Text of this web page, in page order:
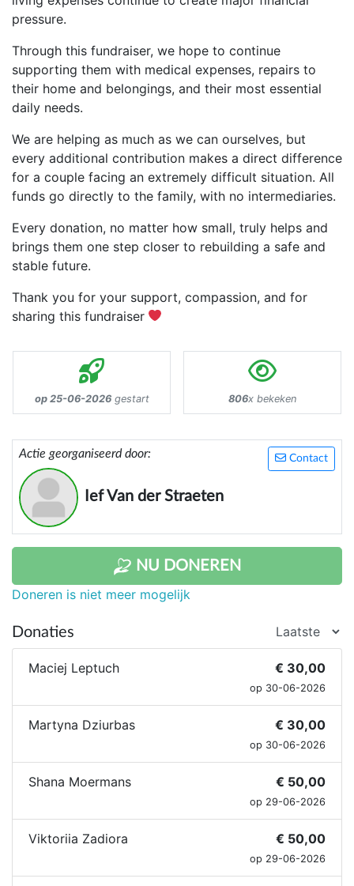
pressure.
Through this fundraiser, we hope to continue
supporting them with medical expenses, repairs to
their home and belongings, and their most essential
daily needs.
We are helping as much as we can ourselves, but
every additional contribution makes a direct difference
for a couple facing an extremely difficult situation. All
funds go directly to the family, with no intermediaries.
Every donation, no matter how small, truly helps and
brings them one step closer to rebuilding a safe and
stable future.
Thank you for your support, compassion, and for
sharing this fundraiser
op 25-06-2026gestart 806x bekeken
Contact
Actie georganiseerd door:
Ief Van der Straeten
NU DONEREN
Doneren is niet meer mogelijk
Donaties
Maciej Leptuch € 30,00
op 30-06-2026
Martyna Dziurbas € 30,00
op 30-06-2026
Shana Moermans € 50,00
op 29-06-2026
Viktoriia Zadiora € 50,00
op 29-06-2026